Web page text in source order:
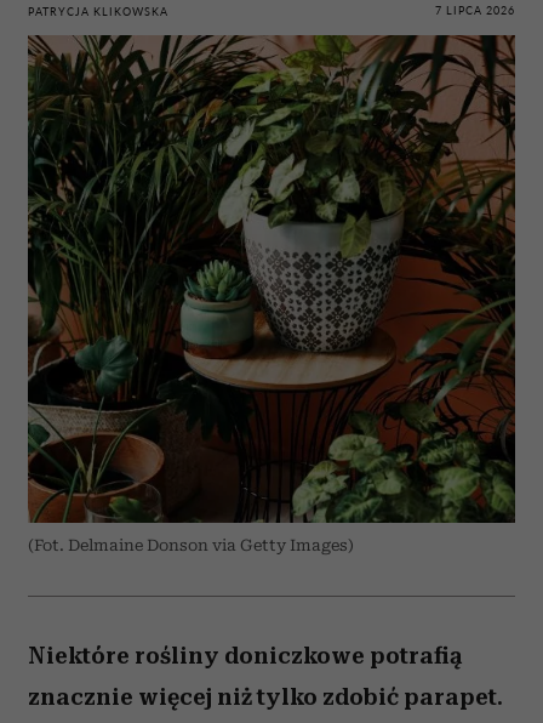
PATRYCJA KLIKOWSKA 7 LIPCA 2026
(Fot. Delmaine Donson via Getty Images)
Niektóre rośliny doniczkowe potrafią
znacznie więcej niż tylko zdobić parapet.